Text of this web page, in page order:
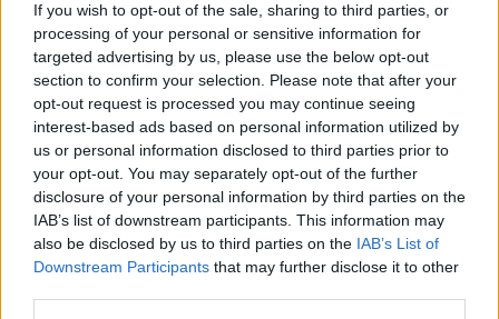
If you wish to opt-out of the sale, sharing to third parties, or
processing of your personal or sensitive information for
targeted advertising by us, please use the below opt-out
section to confirm your selection. Please note that after your
opt-out request is processed you may continue seeing
interest-based ads based on personal information utilized by
us or personal information disclosed to third parties prior to
your opt-out. You may separately opt-out of the further
disclosure of your personal information by third parties on the
IAB’s list of downstream participants. This information may
also be disclosed by us to third parties on the IAB’s List of
Downstream Participants that may further disclose it to other
PCW.master| 2025.05.22 10:20
Itt a legújabb dili az asztali PC-k
világában
PCW.lite| 2025.05.20 18:21
A Sony új RGB háttérvilágítási
technológiája lehet a jövő?
1 millió dolláros kártérítést fizet a
Razer a félresikerült maszkjai
miatt